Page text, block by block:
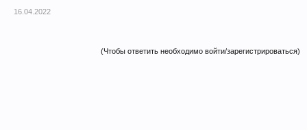
16.04.2022
(Чтобы ответить необходимо войти/зарегистрироваться)